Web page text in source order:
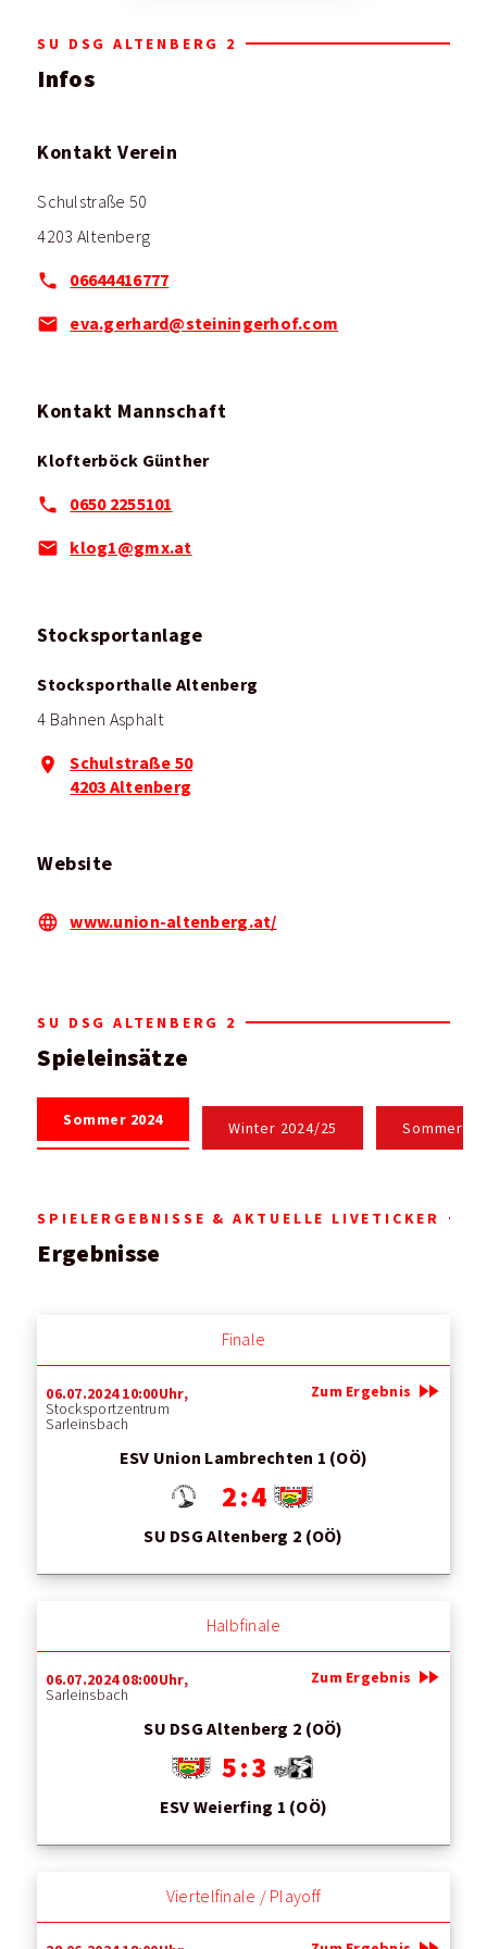
SU DSG ALTENBERG 2
Infos
Kontakt Verein
Schulstraße 50
4203 Altenberg
06644416777
eva.gerhard@steiningerhof.com
Kontakt Mannschaft
Klofterböck Günther
0650 2255101
klog1@gmx.at
Stocksportanlage
Stocksporthalle Altenberg
4 Bahnen Asphalt
Schulstraße 50
4203 Altenberg
Website
www.union-altenberg.at/
SU DSG ALTENBERG 2
Spieleinsätze
Sommer 2024 Winter 2024/25 Sommer
SPIELERGEBNISSE & AKTUELLE LIVETICKER
Ergebnisse
Finale
06.07.2024 10:00Uhr,
Stocksportzentrum
Sarleinsbach
ESV Union Lambrechten 1 (OÖ)
2 : 4
SU DSG Altenberg 2 (OÖ)
Zum Ergebnis fast_forward
Halbfinale
06.07.2024 08:00Uhr,
Sarleinsbach
SU DSG Altenberg 2 (OÖ)
5 : 3
ESV Weierfing 1 (OÖ)
Zum Ergebnis fast_forward
Viertelfinale / Playoff